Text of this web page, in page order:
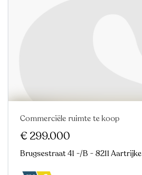
Commerciële ruimte te koop
€ 299.000
Brugsestraat 41 -/B - 8211 Aartrijke